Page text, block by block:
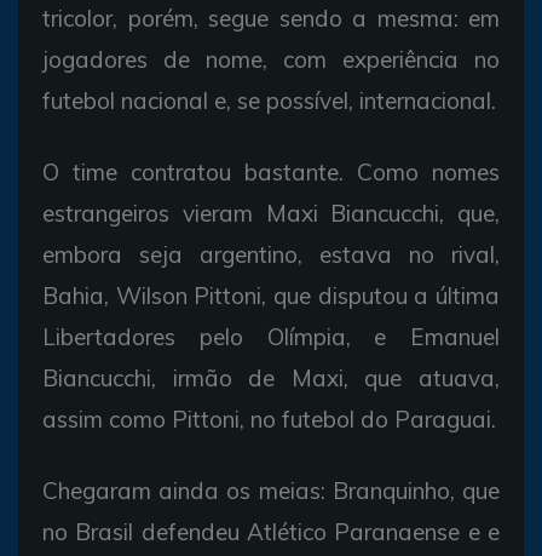
tricolor, porém, segue sendo a mesma: em
jogadores de nome, com experiência no
futebol nacional e, se possível, internacional.
O time contratou bastante. Como nomes
estrangeiros vieram Maxi Biancucchi, que,
embora seja argentino, estava no rival,
Bahia, Wilson Pittoni, que disputou a última
Libertadores pelo Olímpia, e Emanuel
Biancucchi, irmão de Maxi, que atuava,
assim como Pittoni, no futebol do Paraguai.
Chegaram ainda os meias: Branquinho, que
no Brasil defendeu Atlético Paranaense e e